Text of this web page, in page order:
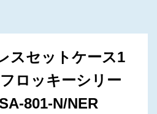
スセットケース1
ロッキーシリー
801-N/NER